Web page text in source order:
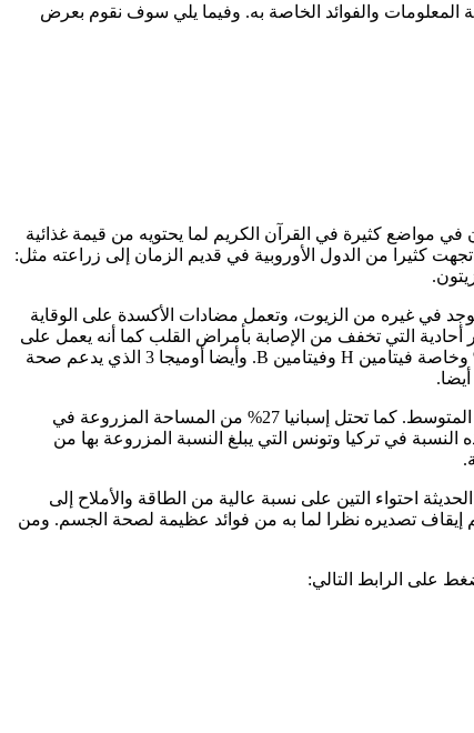
المعلومات والفوائد الخاصة به. وفيما يلي سوف نقوم بعرض
في مواضع كثيرة في القرآن الكريم لما يحتويه من قيمة غذائية
كثيرا من الدول الأوروبية في قديم الزمان إلى زراعته مثل:
في غيره من الزيوت، وتعمل مضادات الأكسدة على الوقاية
التي تخفف من الإصابة بأمراض القلب كما أنه يعمل على
تخفيض نسبة الكوليسترول في الدم مما يدعم صحة القلب والشرايين. هذا إلى جانب احتوائه على نسبة عالية من الفيتامينات التي تصل إلى 90% وخاصة فيتامين H وفيتامين B. وأيضا أوميجا 3 الذي يدعم صحة
وتبلغ عدد أشجار الزيتون حوالي 80 مليون شجرة حول العالم. تنتشر في جميع أنحاء العالم ولكن تبلغ الغالبية العظمى منهم في دول حوض البحر المتوسط. كما تحتل إسبانيا 27% من المساحة المزروعة في
تنتج إيطاليا و اليونان سنويا حوالي 3 مليون طن من الزيتون. وتقل هذه النسبة في تركيا وتونس التي يبلغ النسبة المزروعة بها من
احتواء التين على نسبة عالية من الطاقة والأملاح إلى
إيقاف تصديره نظرا لما به من فوائد عظيمة لصحة الجسم. ومن
على الرابط التالي: